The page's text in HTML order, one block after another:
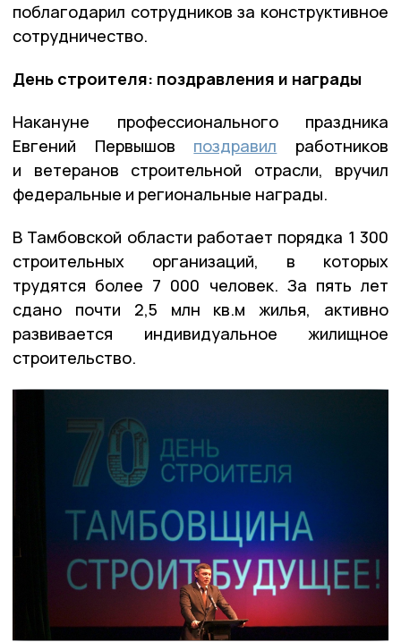
поблагодарил сотрудников за конструктивное
сотрудничество.
День строителя: поздравления и награды
Накануне профессионального праздника
Евгений Первышов поздравил работников
и ветеранов строительной отрасли, вручил
федеральные и региональные награды.
В Тамбовской области работает порядка 1 300
строительных организаций, в которых
трудятся более 7 000 человек. За пять лет
сдано почти 2,5 млн кв.м жилья, активно
развивается индивидуальное жилищное
строительство.